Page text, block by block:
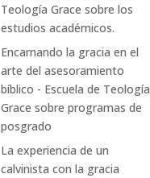
Teología Grace sobrelos
estudios académicos.
Encarnando la gracia en el
arte del asesoramiento
bíblico - Escuela de Teología
Grace sobreprogramas de
posgrado
La experiencia de un
calvinista con la gracia